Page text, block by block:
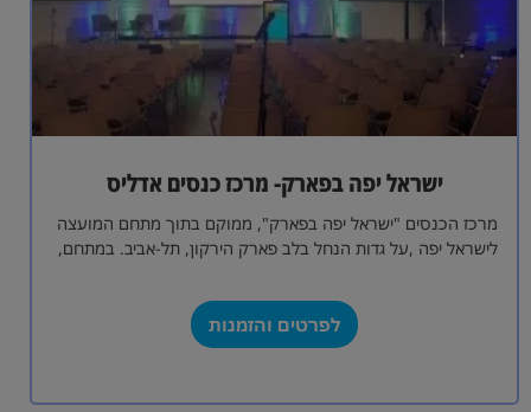
ישראל יפה בפארק- מרכז כנסים אדליס
מרכז הכנסים "ישראל יפה בפארק", ממוקם בתוך מתחם המועצה
לישראל יפה ,על גדות הנחל בלב פארק הירקון, תל-אביב. במתחם,
לפרטים והזמנות